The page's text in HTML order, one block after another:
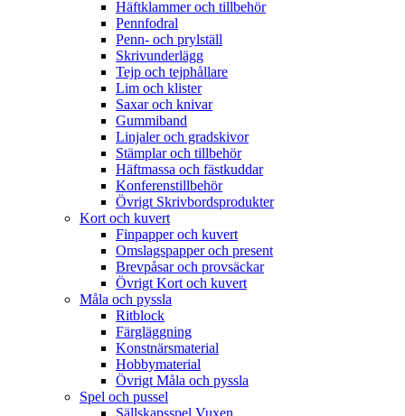
Häftklammer och tillbehör
Pennfodral
Penn- och prylställ
Skrivunderlägg
Tejp och tejphållare
Lim och klister
Saxar och knivar
Gummiband
Linjaler och gradskivor
Stämplar och tillbehör
Häftmassa och fästkuddar
Konferenstillbehör
Övrigt Skrivbordsprodukter
Kort och kuvert
Finpapper och kuvert
Omslagspapper och present
Brevpåsar och provsäckar
Övrigt Kort och kuvert
Måla och pyssla
Ritblock
Färgläggning
Konstnärsmaterial
Hobbymaterial
Övrigt Måla och pyssla
Spel och pussel
Sällskapsspel Vuxen